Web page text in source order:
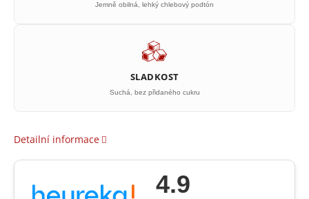
Jemně obilná, lehký chlebový podtón
SLADKOST
Suchá, bez přidaného cukru
Detailní informace
4.9